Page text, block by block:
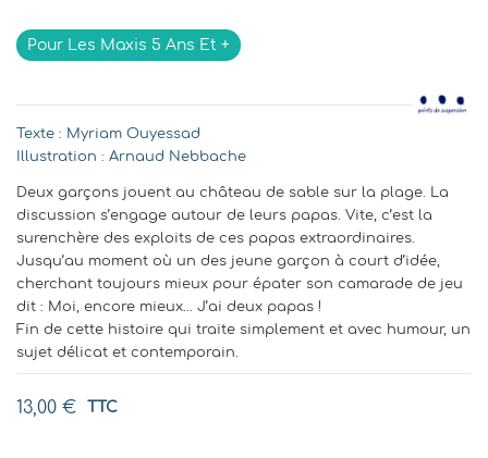
Pour Les Maxis 5 Ans Et +
Texte : Myriam Ouyessad
Illustration : Arnaud Nebbache
Deux garçons jouent au château de sable sur la plage. La
discussion s’engage autour de leurs papas. Vite, c’est la
surenchère des exploits de ces papas extraordinaires.
Jusqu’au moment où un des jeune garçon à court d’idée,
cherchant toujours mieux pour épater son camarade de jeu
dit : Moi, encore mieux… J’ai deux papas !
Fin de cette histoire qui traite simplement et avec humour, un
sujet délicat et contemporain.
13,00 € TTC